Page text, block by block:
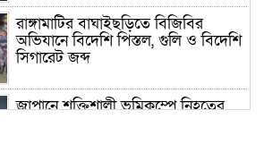
রাঙ্গামাটির বাঘাইছড়িতে বিজিবির
অভিযানে বিদেশি পিস্তল, গুলি ও বিদেশি
সিগারেট জব্দ
জাপানে শক্তিশালী ভূমিকম্পে নিহতের